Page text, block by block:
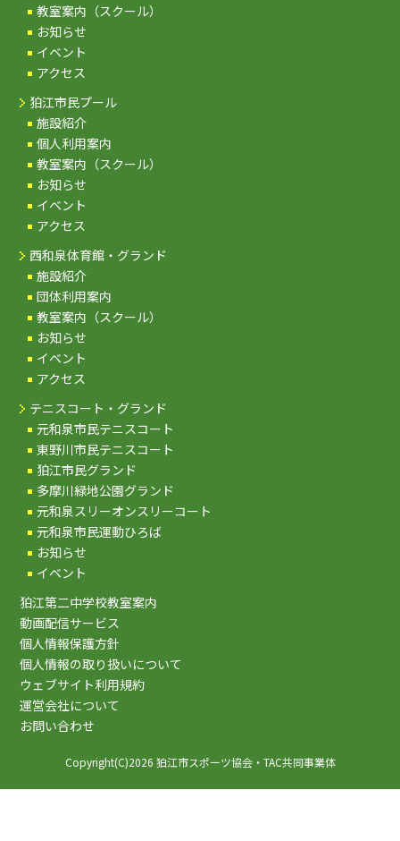
教室案内（スクール）
お知らせ
イベント
アクセス
狛江市民プール
施設紹介
個人利用案内
教室案内（スクール）
お知らせ
イベント
アクセス
西和泉体育館・グランド
施設紹介
団体利用案内
教室案内（スクール）
お知らせ
イベント
アクセス
テニスコート・グランド
元和泉市民テニスコート
東野川市民テニスコート
狛江市民グランド
多摩川緑地公園グランド
元和泉スリーオンスリーコート
元和泉市民運動ひろば
お知らせ
イベント
狛江第二中学校教室案内
動画配信サービス
個人情報保護方針
個人情報の取り扱いについて
ウェブサイト利用規約
運営会社について
お問い合わせ
Copyright(C)2026 狛江市スポーツ協会・TAC共同事業体